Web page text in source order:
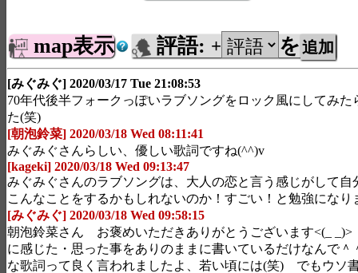
map表示 評語: + を
[みぐみぐ] 2020/03/17 Tue 21:08:53
70年代後半フォークっぽいラブソングをロック風にしてみた
た(笑)
[朝泡鈴菜] 2020/03/18 Wed 08:11:41
みぐみぐさんらしい、優しい歌詞ですね(^^)v
[kageki] 2020/03/18 Wed 09:13:47
みぐみぐさんのラブソングは、大人の恋と言う感じがして自
こんなことをするかもしれないのか！すごい！と勉強になり
[みぐみぐ] 2020/03/18 Wed 09:58:15
朝泡鈴菜さん お褒めいただきありがとうございます<(_
に感じた・思った事をありのままに書いているだけなんで
な歌詞って良く言われましたよ、若い頃には(笑) でもウソ